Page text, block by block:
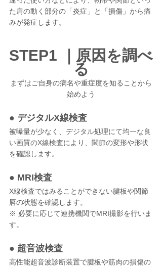
た肩の動く部分の「炎症」と「損傷」から痛
みが発症します。
STEP1 ｜原因を調べ
る
まずはご自身の病名や重症度を知ることから
始めよう
● デジタルX線検査
被曝量が少なく、デジタル処理にて均一な良
い画質のX線検査により、関節の変形や形状
を確認します。
● MRI検査
X線検査ではみることができない腱板や関節
唇の状態を確認します。
※ 必要に応じて連携機関でMRI撮影を行いま
す。
● 超音波検査
高性能超音波診断装置で腱板や筋肉の損傷の